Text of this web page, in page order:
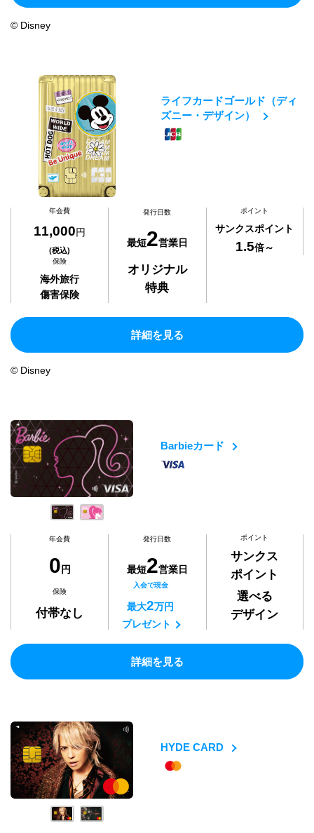
© Disney
ライフカードゴールド（ディ
ズニー・デザイン）
年会費
11,000円
(税込)
発行日数
最短2営業日
ポイント
サンクスポイント
1.5倍～
保険
海外旅行
傷害保険
オリジナル
特典
詳細を見る
© Disney
Barbieカード
年会費
0 円
発行日数
最短2営業日
ポイント
サンクス
ポイント
保険
付帯なし
入会で現金
最大2万円
プレゼント
選べる
デザイン
詳細を見る
HYDE CARD